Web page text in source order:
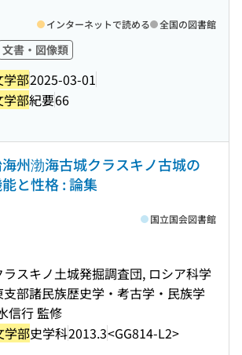
文書・図像類
学部2025-03-01
学部紀要66
インターネットで読める 全国の図書館
州渤海古城クラスキノ古城の
と性格 : 論集
スキノ土城発掘調査団, ロシア科学
部諸民族歴史学・考古学・民族学
信行 監修
学部史学科2013.3<GG814-L2>
国立国会図書館